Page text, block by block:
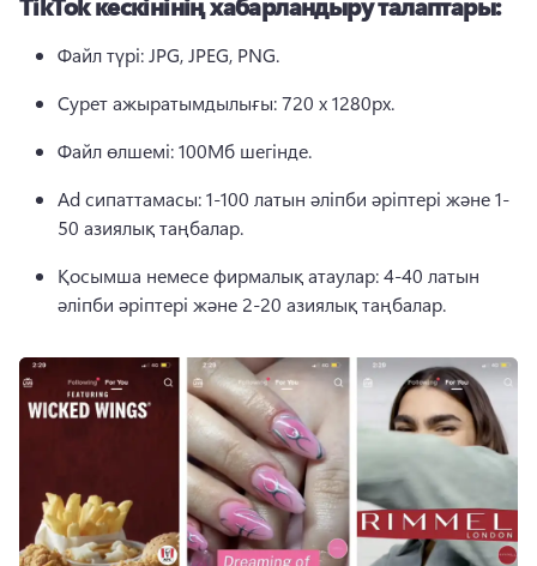
Файл түрі: JPG, JPEG, PNG.
Сурет ажыратымдылығы: 720 x 1280px.
Файл өлшемі: 100Мб шегінде.
Ad сипаттамасы: 1-100 латын әліпби әріптері және 1-
50 азиялық таңбалар.
Қосымша немесе фирмалық атаулар: 4-40 латын
әліпби әріптері және 2-20 азиялық таңбалар.